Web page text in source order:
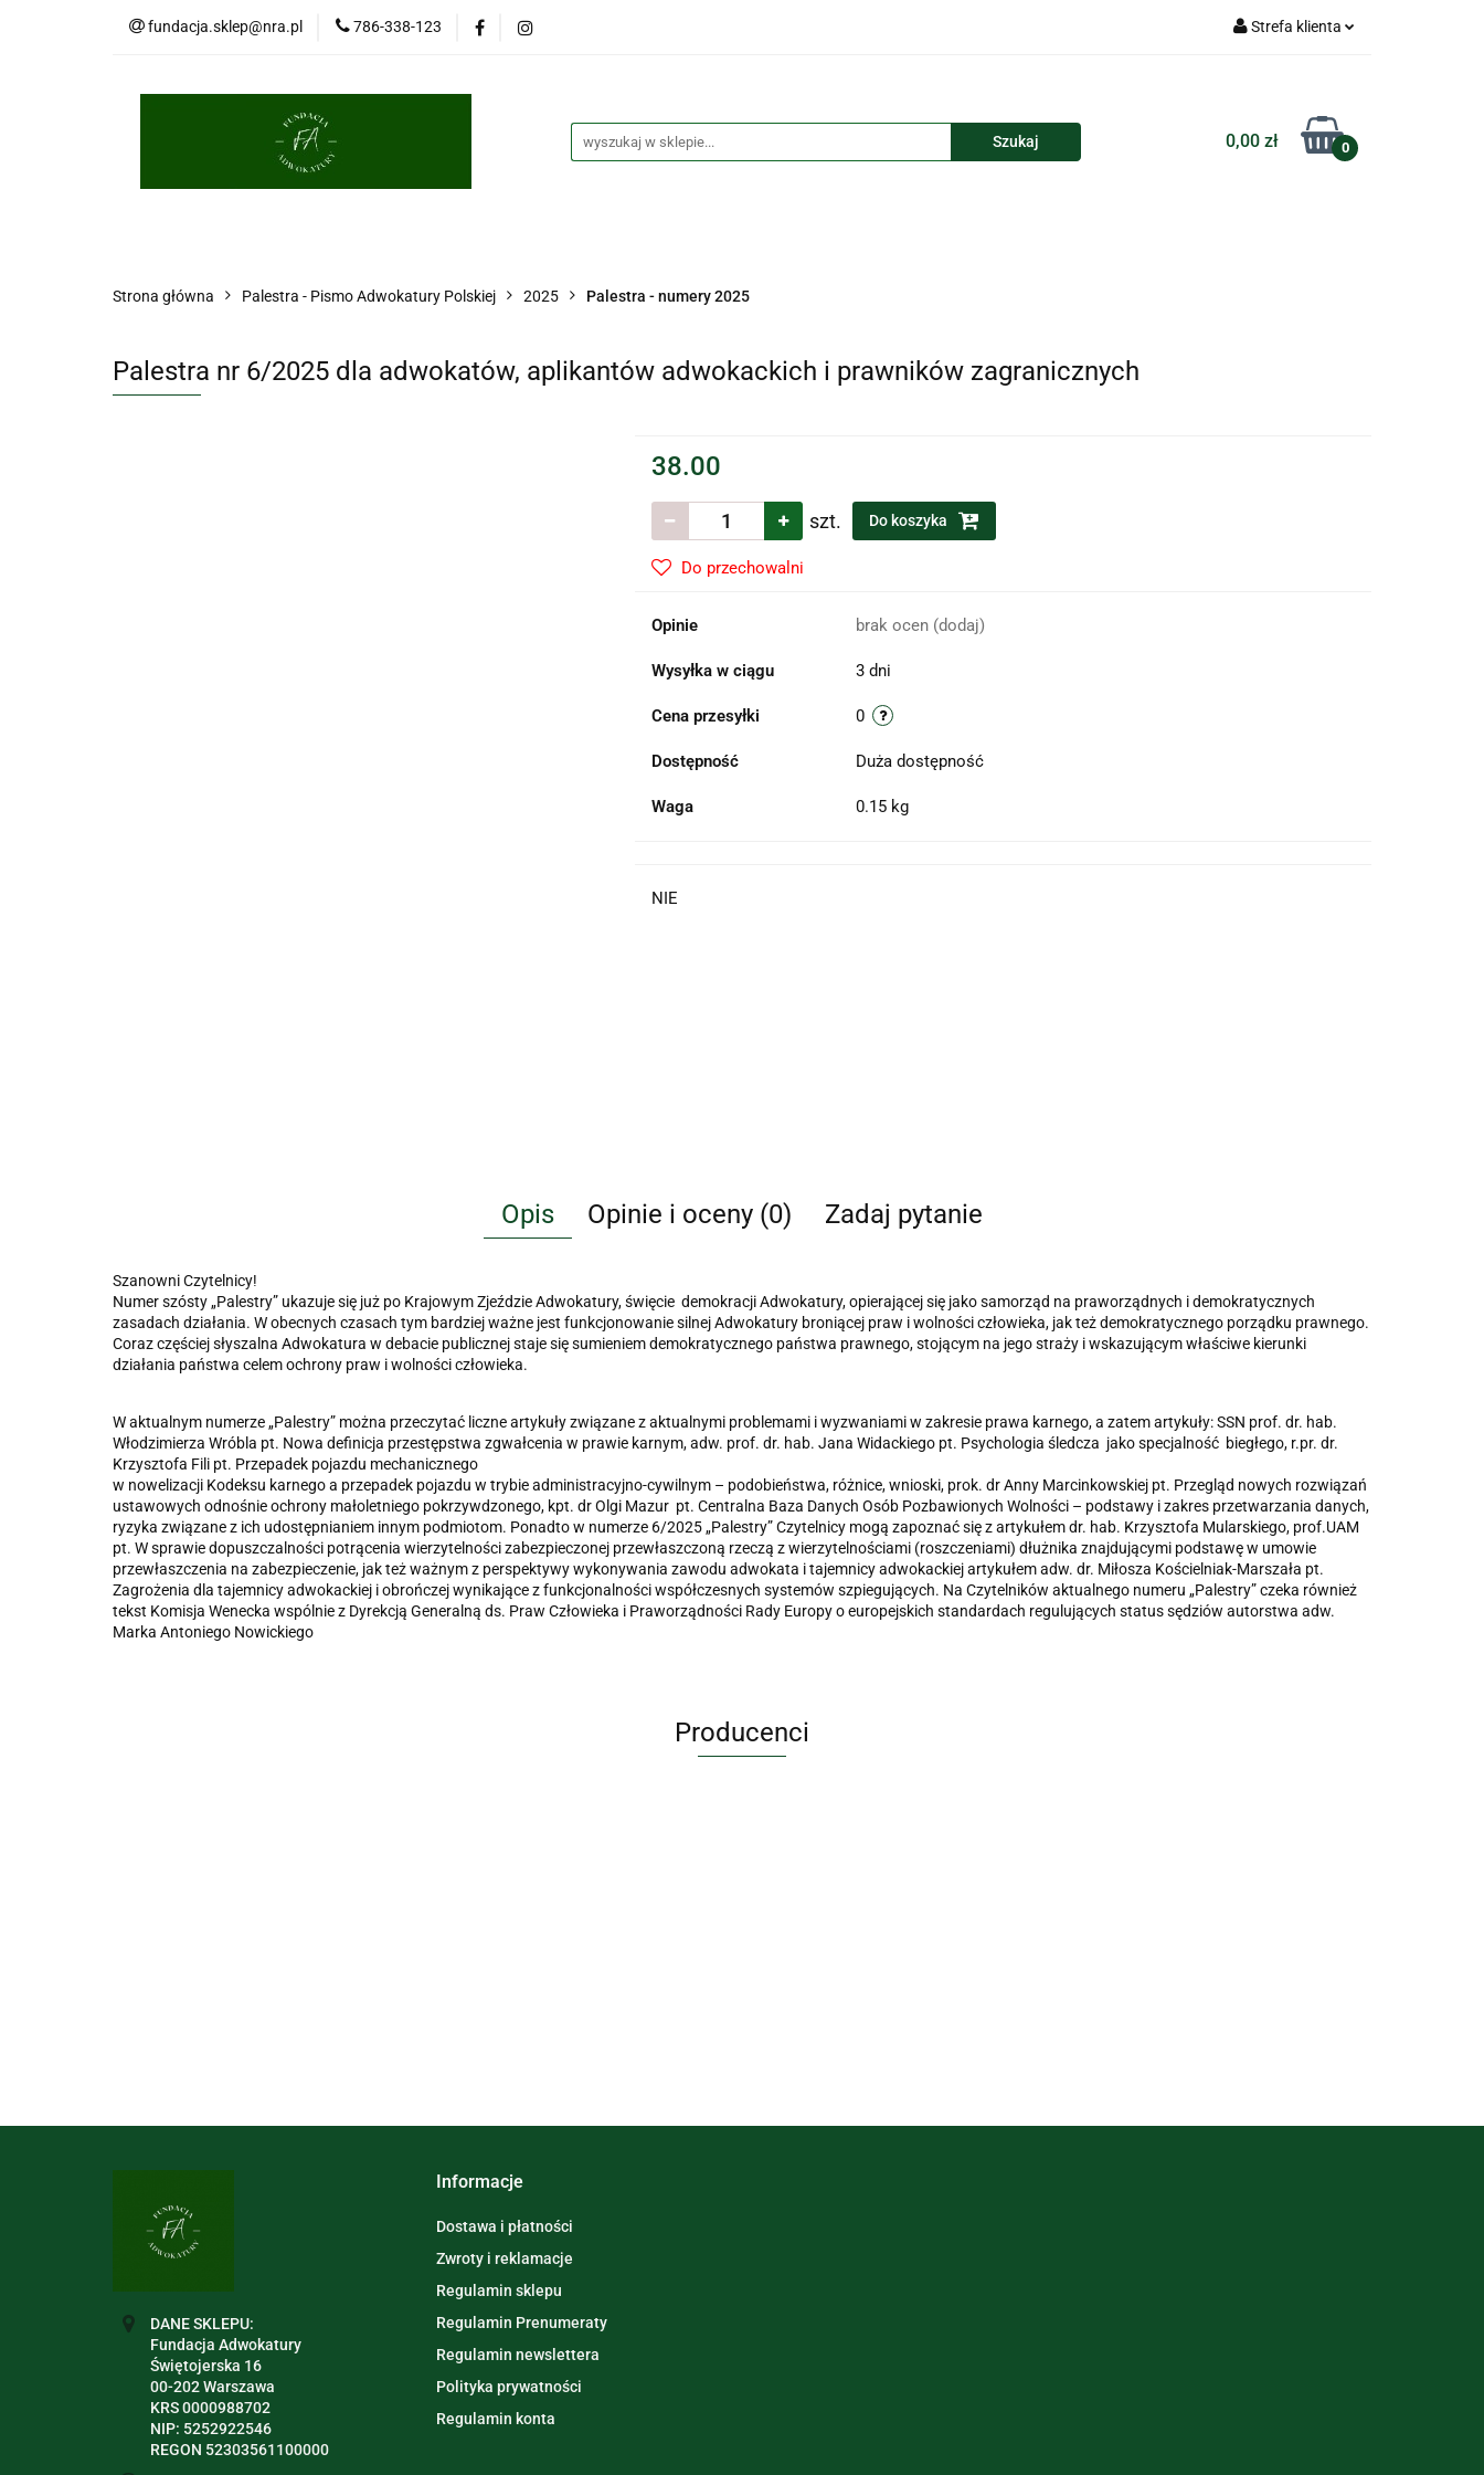
fundacja.sklep@nra.pl 786-338-123 Strefa klienta
Zarejestruj się
Dodaj zgłoszenie
0,00 zł 0
Palestra Porcelana
Strona główna Palestra - Pismo Adwokatury Polskiej 2025 Palestra - numery 2025
Palestra nr 6/2025 dla adwokatów, aplikantów adwokackich i prawników zagranicznych
38.00
szt. Do koszyka
Do przechowalni
Opinie brak ocen (dodaj)
Wysyłka w ciągu 3 dni
Cena przesyłki 0
Dostępność Duża dostępność
Waga 0.15 kg
NIE
Opis Opinie i oceny (0) Zadaj pytanie
Szanowni Czytelnicy!
Numer szósty „Palestry” ukazuje się już po Krajowym Zjeździe Adwokatury, święcie demokracji Adwokatury, opierającej się jako samorząd na praworządnych i demokratycznych
zasadach działania. W obecnych czasach tym bardziej ważne jest funkcjonowanie silnej Adwokatury broniącej praw i wolności człowieka, jak też demokratycznego porządku prawnego.
Coraz częściej słyszalna Adwokatura w debacie publicznej staje się sumieniem demokratycznego państwa prawnego, stojącym na jego straży i wskazującym właściwe kierunki
działania państwa celem ochrony praw i wolności człowieka.
W aktualnym numerze „Palestry” można przeczytać liczne artykuły związane z aktualnymi problemami i wyzwaniami w zakresie prawa karnego, a zatem artykuły: SSN prof. dr. hab.
Włodzimierza Wróbla pt. Nowa definicja przestępstwa zgwałcenia w prawie karnym, adw. prof. dr. hab. Jana Widackiego pt. Psychologia śledcza jako specjalność biegłego, r.pr. dr.
Krzysztofa Fili pt. Przepadek pojazdu mechanicznego
w nowelizacji Kodeksu karnego a przepadek pojazdu w trybie administracyjno-cywilnym – podobieństwa, różnice, wnioski, prok. dr Anny Marcinkowskiej pt. Przegląd nowych rozwiązań
ustawowych odnośnie ochrony małoletniego pokrzywdzonego, kpt. dr Olgi Mazur pt. Centralna Baza Danych Osób Pozbawionych Wolności – podstawy i zakres przetwarzania danych,
ryzyka związane z ich udostępnianiem innym podmiotom. Ponadto w numerze 6/2025 „Palestry” Czytelnicy mogą zapoznać się z artykułem dr. hab. Krzysztofa Mularskiego, prof.UAM
pt. W sprawie dopuszczalności potrącenia wierzytelności zabezpieczonej przewłaszczoną rzeczą z wierzytelnościami (roszczeniami) dłużnika znajdującymi podstawę w umowie
przewłaszczenia na zabezpieczenie, jak też ważnym z perspektywy wykonywania zawodu adwokata i tajemnicy adwokackiej artykułem adw. dr. Miłosza Kościelniak-Marszała pt.
Zagrożenia dla tajemnicy adwokackiej i obrończej wynikające z funkcjonalności współczesnych systemów szpiegujących. Na Czytelników aktualnego numeru „Palestry” czeka również
tekst Komisja Wenecka wspólnie z Dyrekcją Generalną ds. Praw Człowieka i Praworządności Rady Europy o europejskich standardach regulujących status sędziów autorstwa adw.
Marka Antoniego Nowickiego
Producenci
DANE SKLEPU:
Fundacja Adwokatury
Świętojerska 16
00-202 Warszawa
KRS 0000988702
NIP: 5252922546
REGON 52303561100000
Informacje
Dostawa i płatności
Zwroty i reklamacje
Regulamin sklepu
Regulamin Prenumeraty
Regulamin newslettera
Polityka prywatności
Regulamin konta